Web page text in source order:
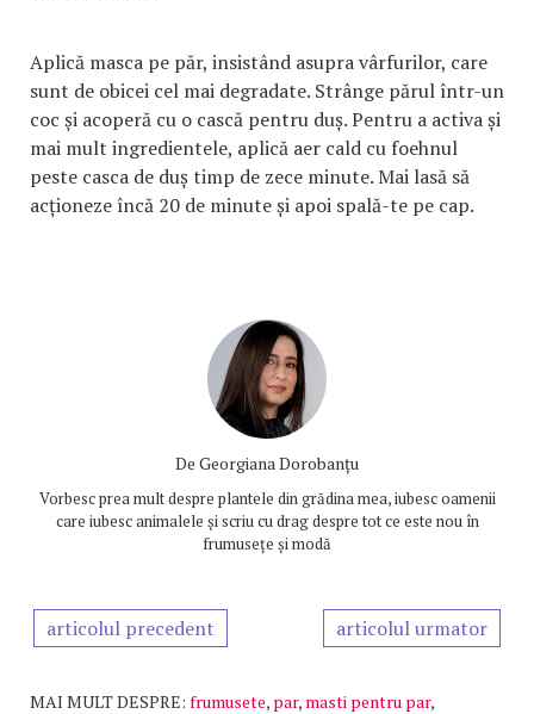
Aplică masca pe păr, insistând asupra vârfurilor, care
sunt de obicei cel mai degradate. Strânge părul într-un
coc și acoperă cu o cască pentru duș. Pentru a activa și
mai mult ingredientele, aplică aer cald cu foehnul
peste casca de duș timp de zece minute. Mai lasă să
acționeze încă 20 de minute și apoi spală-te pe cap.
De Georgiana Dorobanțu
Vorbesc prea mult despre plantele din grădina mea, iubesc oamenii
care iubesc animalele și scriu cu drag despre tot ce este nou în
frumusețe și modă
articolul precedent articolul urmator
MAI MULT DESPRE: frumusete, par, masti pentru par,